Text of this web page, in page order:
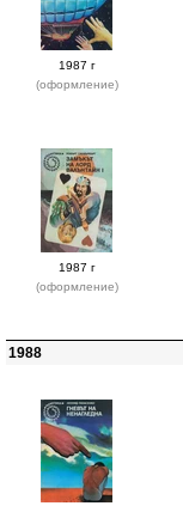
1987 г
(оформление)
1987 г
(оформление)
1988